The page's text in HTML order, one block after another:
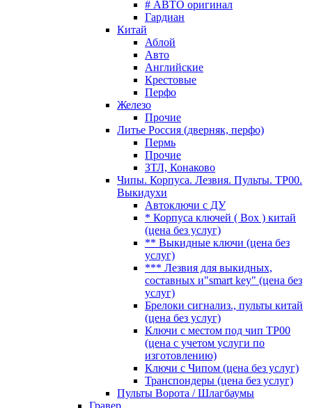
# АВТО оригинал
Гардиан
Китай
Аблой
Авто
Английские
Крестовые
Перфо
Железо
Прочие
Литье Россия (дверняк, перфо)
Пермь
Прочие
ЗТЛ, Конаково
Чипы. Корпуса. Лезвия. Пульты. TP00.
Выкидухи
Автоключи с ДУ
* Корпуса ключей ( Box ) китай
(цена без услуг)
** Выкидные ключи (цена без
услуг)
*** Лезвия для выкидных,
составных и"smart key" (цена без
услуг)
Брелоки сигнализ., пульты китай
(цена без услуг)
Ключи с местом под чип TP00
(цена с учетом услуги по
изготовлению)
Ключи с Чипом (цена без услуг)
Транспондеры (цена без услуг)
Пульты Ворота / Шлагбаумы
Гравер